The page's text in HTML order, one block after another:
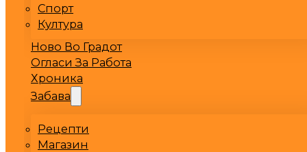
Спорт
Култура
Ново Во Градот
Огласи За Работа
Хроника
Забава
Рецепти
Магазин